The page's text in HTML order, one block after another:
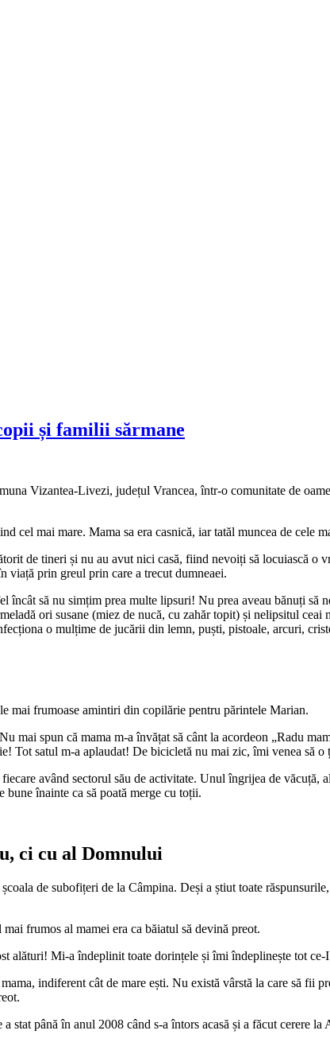
și familii sărmane
Vizantea-Livezi, județul Vrancea, într-o comunitate de
cel mai mare. Mama sa era casnică, iar tatăl muncea de cele
de tineri și nu au avut nici casă, fiind nevoiți să locuiască o
viață prin greul prin care a trecut dumneaei.
încât să nu simțim prea multe lipsuri! Nu prea aveau bănuți să
ori susane (miez de nucă, cu zahăr topit) și nelipsitul
o mulțime de jucării din lemn, puști, pistoale, arcuri,
mai frumoase amintiri din copilărie pentru părintele Marian.
mai spun că mama m-a învățat să cânt la acordeon „Radu
Tot satul m-a aplaudat! De bicicletă nu mai zic, îmi venea să
având sectorul său de activitate. Unul îngrijea de
bune înainte ca să poată merge cu toții.
ci cu al Domnului
de subofițeri de la Câmpina. Deși a știut toate
frumos al mamei era ca băiatul să devină preot.
alături! Mi-a îndeplinit toate dorințele și îmi îndeplinește tot ce-
indiferent cât de mare ești. Nu există vârstă la care să fii
stat până în anul 2008 când s-a întors acasă și a făcut cerere